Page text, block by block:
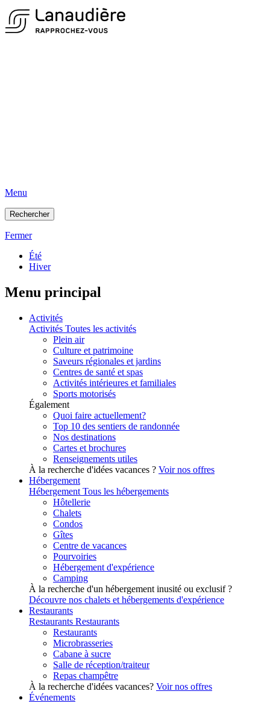
Menu
Rechercher
Fermer
Été
Hiver
Menu principal
Activités
Activités Toutes les activités
Plein air
Culture et patrimoine
Saveurs régionales et jardins
Centres de santé et spas
Activités intérieures et familiales
Sports motorisés
Également
Quoi faire actuellement?
Top 10 des sentiers de randonnée
Nos destinations
Cartes et brochures
Renseignements utiles
À la recherche d'idées vacances ? Voir nos offres
Hébergement
Hébergement Tous les hébergements
Hôtellerie
Chalets
Condos
Gîtes
Centre de vacances
Pourvoiries
Hébergement d'expérience
Camping
À la recherche d'un hébergement inusité ou exclusif ?
Découvre nos chalets et hébergements d'expérience
Restaurants
Restaurants Restaurants
Restaurants
Microbrasseries
Cabane à sucre
Salle de réception/traiteur
Repas champêtre
À la recherche d'idées vacances? Voir nos offres
Événements